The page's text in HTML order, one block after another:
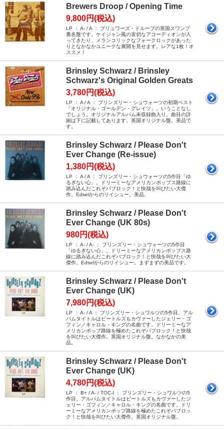
Brewers Droop / Opening Time
9,800円(税込)
LP ： A- / A ： ブリュワーズ・ドループの英国スワンプ
裏名盤です。ケイジャン風の哀切なアコーディオンが入
ってきたり、メランコリックなフォークロックがあった
りとなかなかユニークな展開を見せます。レアな1枚！オ
ススメ！
Brinsley Schwarz / Brinsley
Schwarz's Original Golden Greats
3,780円(税込)
LP ： A / A ： ブリンズリー・シュウォーツの初期ベスト
「オリジナル・ゴールデン・グレイツ」。いうことなし
でしょう。オリジナルアルバム未収録曲入り。曲目の詳
細は下に記載してあります。英国オリジナル盤。美品で
す。
Brinsley Schwarz / Please Don't
Ever Change (Re-issue)
1,380円(税込)
LP ： A / A ： ブリンズリー・シュウォーツの5作目「ゆ
るぎない心」。ドリーミーなアメリカンポップス路線に
踏み込んだこれぞパブロック！と快哉を叫びたい大傑
作。Edselからのリイシュー。美品。
Brinsley Schwarz / Please Don't
Ever Change (UK 80s)
980円(税込)
LP ： A- / A- ： ブリンズリー・シュウォーツの5作目
「ゆるぎない心」。ドリーミーなアメリカンポップス路
線に踏み込んだこれぞパブロック！と快哉を叫びたい大
傑作。Edselからのリイシュー。まずまずの美品です。
Brinsley Schwarz / Please Don't
Ever Change (UK)
7,980円(税込)
LP ： A- / A ： ブリンズリー・シュワルツの5作目。アル
バムタイトルはビートルズもカヴァーしたジェリー・ゴ
フィン／キャロル・キングの名曲です。ドリーミーなア
メリカンポップ路線を極めたこれぞパブロック！と快哉
を叫びたい大傑作。英国オリジナル盤。なかなかの美
品。
Brinsley Schwarz / Please Don't
Ever Change (UK)
4,780円(税込)
LP ： B+ / A- / TOC-I ： ブリンズリー・シュワルツの5
作目。アルバムタイトルはビートルズもカヴァーしたジ
ェリー・ゴフィン／キャロル・キングの名曲です。ドリ
ーミーなアメリカンポップ路線を極めたこれぞパブロッ
ク！と快哉を叫びたい大傑作。英国オリジナル盤。